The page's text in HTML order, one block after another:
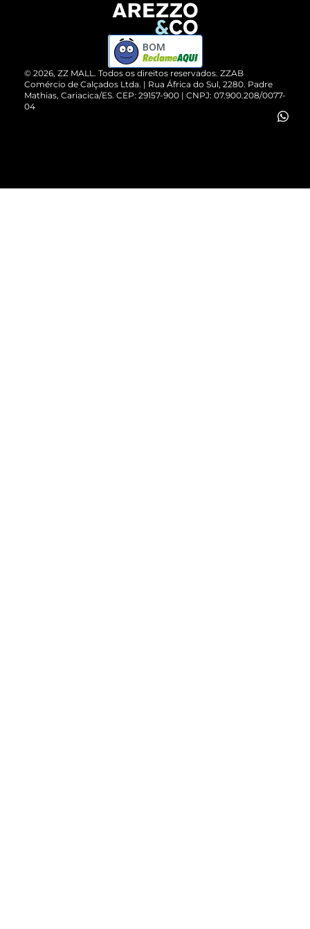
ZZ MALL é confiável
Cartão Presente
Vendas Corporativas
Devolução do Produto
Compre pelo WhatsApp
© 2026, ZZ MALL. Todos os direitos reservados. ZZAB
Comércio de Calçados Ltda. | Rua África do Sul, 2280. Padre
Mathias, Cariacica/ES. CEP: 29157-900 | CNPJ: 07.900.208/0077-
04
BOM